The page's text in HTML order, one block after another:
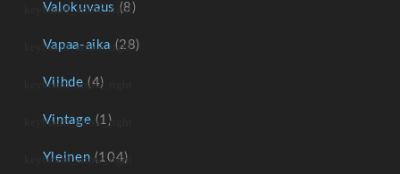
Valokuvaus (8)
Vapaa-aika (28)
Viihde (4)
Vintage (1)
Yleinen (104)